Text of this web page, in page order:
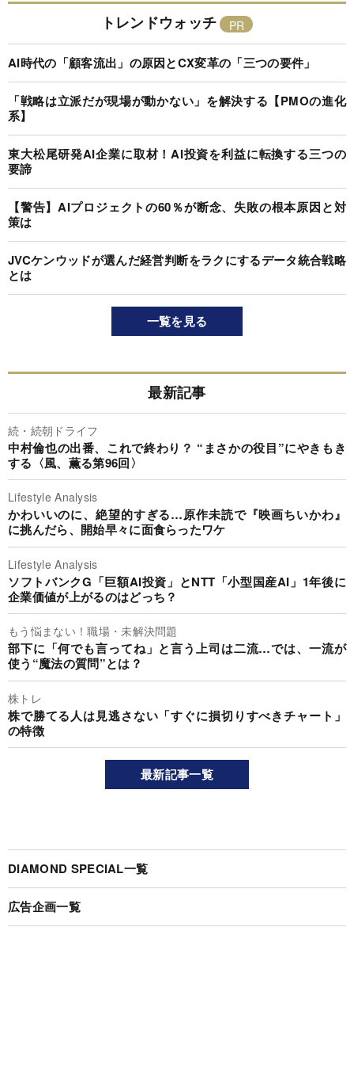
トレンドウォッチ
AI時代の「顧客流出」の原因とCX変革の「三つの要件」
「戦略は立派だが現場が動かない」を解決する【PMOの進化
系】
東大松尾研発AI企業に取材！AI投資を利益に転換する三つの
要諦
【警告】AIプロジェクトの60％が断念、失敗の根本原因と対
策は
JVCケンウッドが選んだ経営判断をラクにするデータ統合戦略
とは
一覧を見る
最新記事
続・続朝ドライフ
中村倫也の出番、これで終わり？ “まさかの役目”にやきもき
する〈風、薫る第96回〉
Lifestyle Analysis
かわいいのに、絶望的すぎる…原作未読で『映画ちいかわ』
に挑んだら、開始早々に面食らったワケ
Lifestyle Analysis
ソフトバンクG「巨額AI投資」とNTT「小型国産AI」1年後に
企業価値が上がるのはどっち？
もう悩まない！職場・未解決問題
部下に「何でも言ってね」と言う上司は二流…では、一流が
使う“魔法の質問”とは？
株トレ
株で勝てる人は見逃さない「すぐに損切りすべきチャート」
の特徴
最新記事一覧
DIAMOND SPECIAL一覧
広告企画一覧